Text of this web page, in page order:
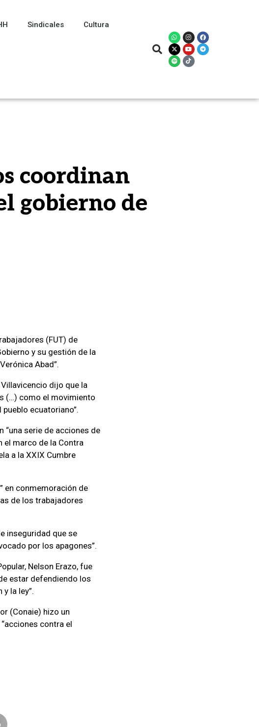
Sindicales Cultura
coordinan
gobierno de
(FUT) de
y su gestión de la
Abad”.
dijo que la
(…) como el movimiento
ecuatoriano”.
“una serie de acciones de
el marco de la Contra
a la XXIX Cumbre
en conmemoración de
de los trabajadores
inseguridad que se
por los apagones”.
Nelson Erazo, fue
estar defendiendo los
la ley”.
(Conaie) hizo un
contra el